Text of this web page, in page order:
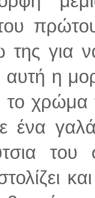
του
για
η
το
ένα